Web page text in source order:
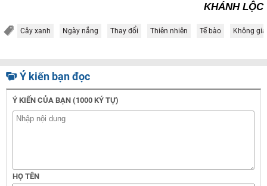
KHÁNH LỘC
Cây xanh Ngày nắng Thay đổi Thiên nhiên Tế bào Không
Ý kiến bạn đọc
Ý KIẾN CỦA BẠN (1000 KÝ TỰ)
HỌ TÊN